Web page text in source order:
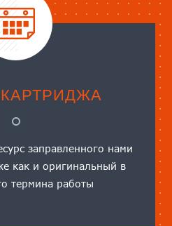
заправленного нами
как и оригинальный в
термина работы